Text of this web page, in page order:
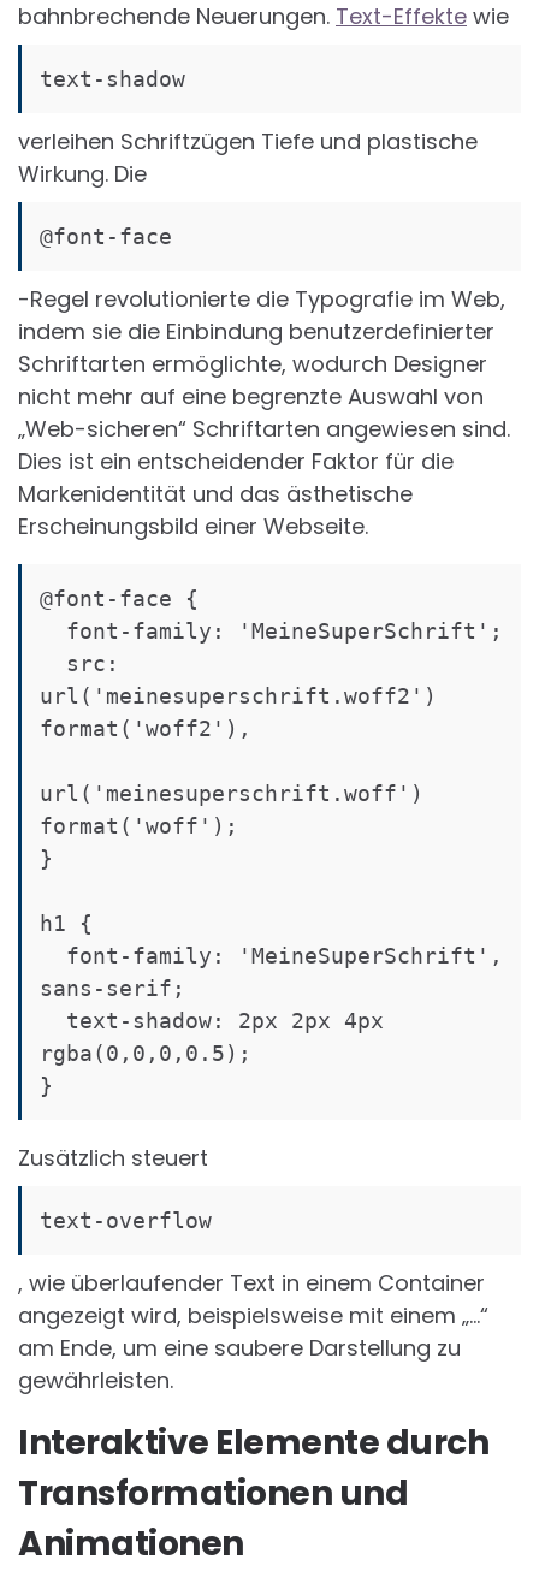
bahnbrechende Neuerungen. Text-Effekte wie
text-shadow
verleihen Schriftzügen Tiefe und plastische
Wirkung. Die
@font-face
-Regel revolutionierte die Typografie im Web,
indem sie die Einbindung benutzerdefinierter
Schriftarten ermöglichte, wodurch Designer
nicht mehr auf eine begrenzte Auswahl von
„Web-sicheren“ Schriftarten angewiesen sind.
Dies ist ein entscheidender Faktor für die
Markenidentität und das ästhetische
Erscheinungsbild einer Webseite.
@font-face {
url('meinesuperschrift.woff2')
format('woff2'),
url('meinesuperschrift.woff')
format('woff');
}
h1 {
sans-serif;
rgba(0,0,0,0.5);
}
Zusätzlich steuert
text-overflow
, wie überlaufender Text in einem Container
angezeigt wird, beispielsweise mit einem „…“
am Ende, um eine saubere Darstellung zu
gewährleisten.
Interaktive Elemente durch
Transformationen und
Animationen